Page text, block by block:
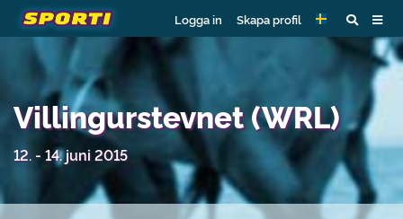
Logga in Skapa profil
Villingurstevnet (WRL)
12. - 14. juni 2015